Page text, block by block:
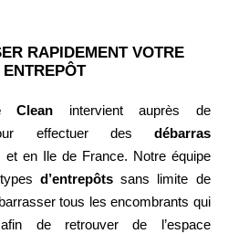
RAPIDEMENT VOTRE
ENTREPÔT
Clean intervient auprès de
effectuer des débarras
et en Ile de France. Notre équipe
typesd’entrepôts sans limite de
tous les encombrants qui
de retrouver de l’espace